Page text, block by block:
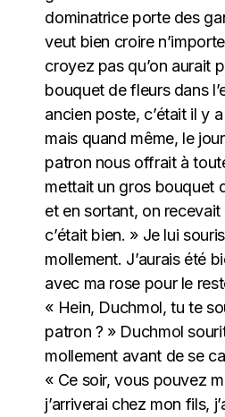
dominatrice porte des
veut bien croire
croyez pas qu’on aurait
bouquet de fleurs dans
ancien poste, c’était il y
mais quand même, le
patron nous offrait à
mettait un gros bouquet
et en sortant, on recevait
c’était bien. » Je lui
mollement. J’aurais été
avec ma rose pour le
« Hein, Duchmol, tu te
patron ? » Duchmol
mollement avant de se
« Ce soir, vous pouvez
j’arriverai chez mon fils,